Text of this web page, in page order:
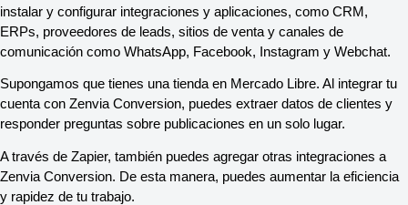
instalar y configurar integraciones y aplicaciones, como CRM,
ERPs, proveedores de leads, sitios de venta y canales de
comunicación como WhatsApp, Facebook, Instagram y Webchat.
Supongamos que tienes una tienda en Mercado Libre. Al integrar tu
cuenta con Zenvia Conversion, puedes extraer datos de clientes y
responder preguntas sobre publicaciones en un solo lugar.
A través de Zapier, también puedes agregar otras integraciones a
Zenvia Conversion. De esta manera, puedes aumentar la eficiencia
y rapidez de tu trabajo.